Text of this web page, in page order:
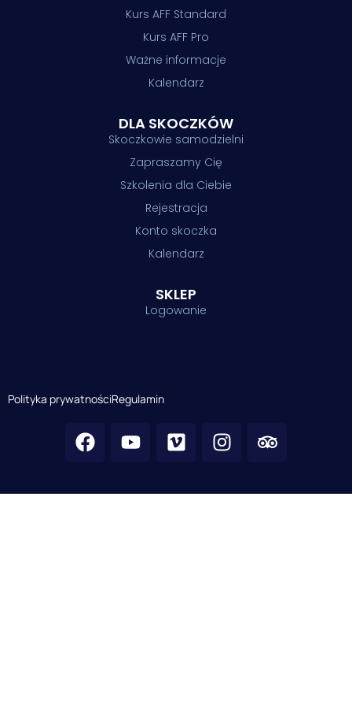
Kurs AFF Standard
Kurs AFF Pro
Ważne informacje
Kalendarz
DLA SKOCZKÓW
Skoczkowie samodzielni
Zapraszamy Cię
Szkolenia dla Ciebie
Rejestracja
Konto skoczka
Kalendarz
SKLEP
Logowanie
Polityka prywatnościRegulamin